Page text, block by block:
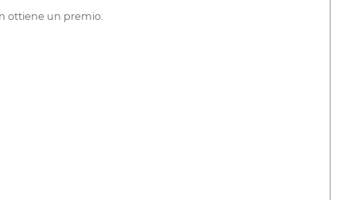
ottiene un premio.